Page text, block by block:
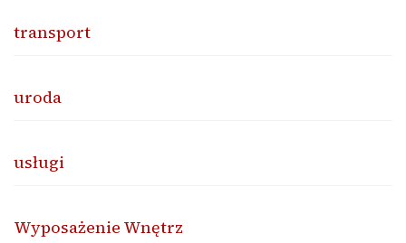
transport
uroda
usługi
Wyposażenie Wnętrz